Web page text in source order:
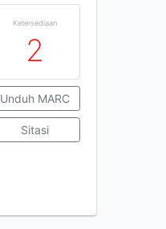
Ketersediaan
2
Unduh MARC
Sitasi